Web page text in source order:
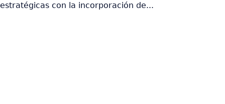
estratégicas con la incorporación de...